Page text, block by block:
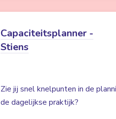
Capaciteitsplanner -
Stiens
Zie jij snel knelpunten in de
de dagelijkse praktijk?